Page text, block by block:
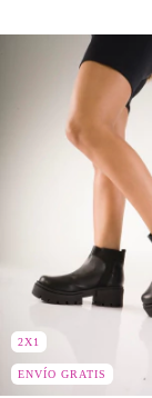
2X1
ENVÍO GRATIS